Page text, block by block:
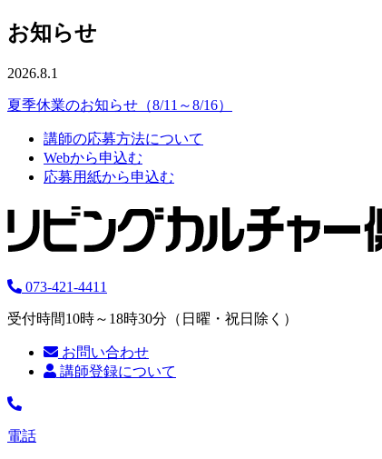
お知らせ
2026.8.1
夏季休業のお知らせ（8/11～8/16）
講師の応募方法について
Webから申込む
応募用紙から申込む
073-421-4411
受付時間10時～18時30分（日曜・祝日除く）
お問い合わせ
講師登録について
電話